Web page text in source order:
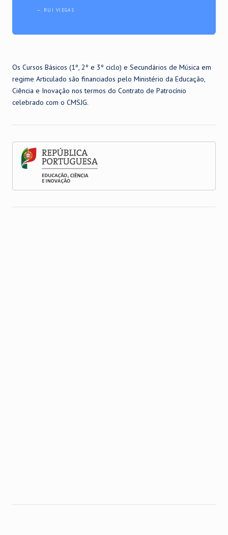
RUI VIEGAS
Os Cursos Básicos (1º, 2º e 3º ciclo) e Secundários de Música em
regime Articulado são financiados pelo Ministério da Educação,
Ciência e Inovação nos termos do Contrato de Patrocínio
celebrado com o CMSJG.